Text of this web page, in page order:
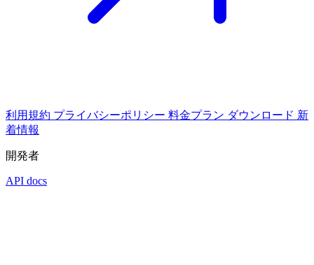
利用規約 プライバシーポリシー 料金プラン ダウンロード 新
着情報
開発者
API docs